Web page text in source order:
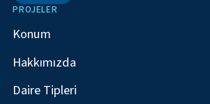
PROJELER
Konum
Hakkımızda
Daire Tipleri